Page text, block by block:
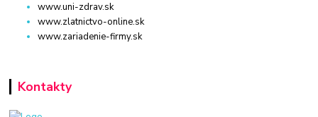
www.uni-zdrav.sk
www.zlatnictvo-online.sk
www.zariadenie-firmy.sk
Kontakty